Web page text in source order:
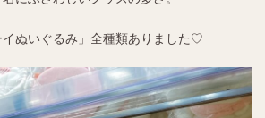
イぬいぐるみ」全種類ありました♡